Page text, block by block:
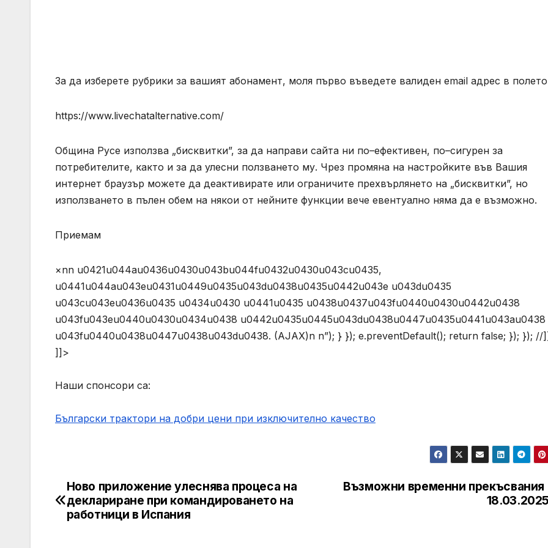
За да изберете рубрики за вашият абонамент, моля първо въведете валиден email адрес в
https://www.livechatalternative.com/
Община Русе използва „бисквитки”, за да направи сайта ни по–ефективен, по–сигурен за
потребителите, както и за да улесни ползването му. Чрез промяна на настройките във Вашия
интернет браузър можете да деактивирате или ограничите прехвърлянето на „бисквитки”, но
използването в пълен обем на някои от нейните функции вече евентуално няма да е възможно.
Приемам
×nn u0421u044au0436u0430u043bu044fu0432u0430u043cu0435,
u0441u044au043eu0431u0449u0435u043du0438u0435u0442u043e u043du0435
u043cu043eu0436u0435 u0434u0430 u0441u0435 u0438u0437u043fu0440u0430u0442u0438
u043fu043eu0440u0430u0434u0438 u0442u0435u0445u043du0438u0447u0435u0441u043au0438
u043fu0440u0438u0447u0438u043du0438. (AJAX)n n”); } }); e.preventDefault(); return false; }); });
]]>
Наши спонсори са:
Български трактори на добри цени при изключително качество
Post
navigation
Възможни временни прекъсвания
Ново приложение улеснява процеса на
деклариране при командироването на
работници в Испания